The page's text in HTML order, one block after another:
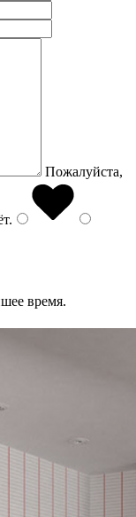
Пожалуйста,
.
время.